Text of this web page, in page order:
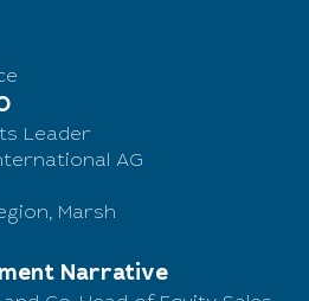
Leader
AG
Marsh
Narrative